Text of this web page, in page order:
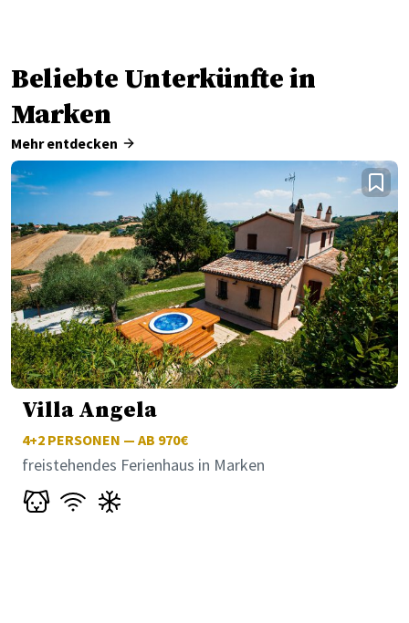
Beliebte Unterkünfte in
Marken
Mehr entdecken
Villa Angela
4+2 PERSONEN — AB 970€
freistehendes Ferienhaus in Marken